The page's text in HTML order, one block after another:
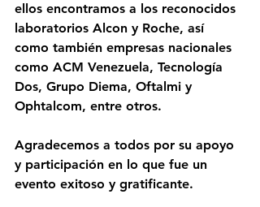
ellos encontramos a los reconocidos
laboratorios Alcon y Roche, así
como también empresas nacionales
como ACM Venezuela, Tecnología
Dos, Grupo Diema, Oftalmi y
Ophtalcom, entre otros.
Agradecemos a todos por su apoyo
y participación en lo que fue un
evento exitoso y gratificante.